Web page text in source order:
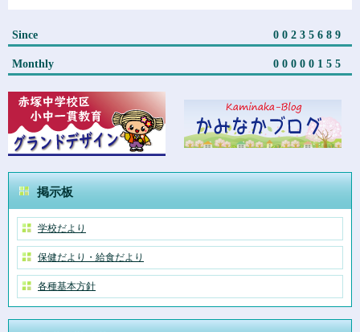
Since 00235689
Monthly 00000155
掲示板
学校だより
保健だより・給食だより
各種基本方針